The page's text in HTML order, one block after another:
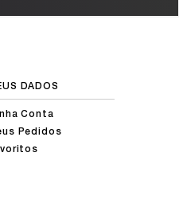
DADOS
Conta
Pedidos